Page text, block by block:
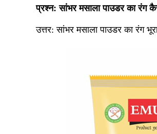
प्रश्न: सांभर मसाला पाउडर का रंग
उत्तर:सांभर मसाला पाउडर का रंग